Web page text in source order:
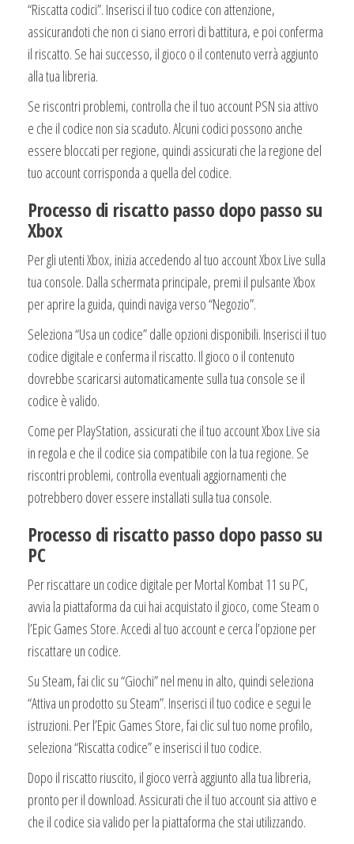
“Riscatta codici”. Inserisci il tuo codice con attenzione,
assicurandoti che non ci siano errori di battitura, e poi conferma
il riscatto. Se hai successo, il gioco o il contenuto verrà aggiunto
alla tua libreria.
Se riscontri problemi, controlla che il tuo account PSN sia attivo
e che il codice non sia scaduto. Alcuni codici possono anche
essere bloccati per regione, quindi assicurati che la regione del
tuo account corrisponda a quella del codice.
Processo di riscatto passo dopo passo su
Xbox
Per gli utenti Xbox, inizia accedendo al tuo account Xbox Live sulla
tua console. Dalla schermata principale, premi il pulsante Xbox
per aprire la guida, quindi naviga verso “Negozio”.
Seleziona “Usa un codice” dalle opzioni disponibili. Inserisci il tuo
codice digitale e conferma il riscatto. Il gioco o il contenuto
dovrebbe scaricarsi automaticamente sulla tua console se il
codice è valido.
Come per PlayStation, assicurati che il tuo account Xbox Live sia
in regola e che il codice sia compatibile con la tua regione. Se
riscontri problemi, controlla eventuali aggiornamenti che
potrebbero dover essere installati sulla tua console.
Processo di riscatto passo dopo passo su
PC
Per riscattare un codice digitale per Mortal Kombat 11 su PC,
avvia la piattaforma da cui hai acquistato il gioco, come Steam o
l’Epic Games Store. Accedi al tuo account e cerca l’opzione per
riscattare un codice.
Su Steam, fai clic su “Giochi” nel menu in alto, quindi seleziona
“Attiva un prodotto su Steam”. Inserisci il tuo codice e segui le
istruzioni. Per l’Epic Games Store, fai clic sul tuo nome profilo,
seleziona “Riscatta codice” e inserisci il tuo codice.
Dopo il riscatto riuscito, il gioco verrà aggiunto alla tua libreria,
pronto per il download. Assicurati che il tuo account sia attivo e
che il codice sia valido per la piattaforma che stai utilizzando.